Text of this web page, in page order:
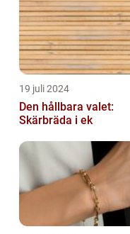
19 juli 2024
Den hållbara valet:
Skärbräda i ek